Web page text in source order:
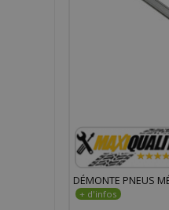
DÉMONTE PNEUS